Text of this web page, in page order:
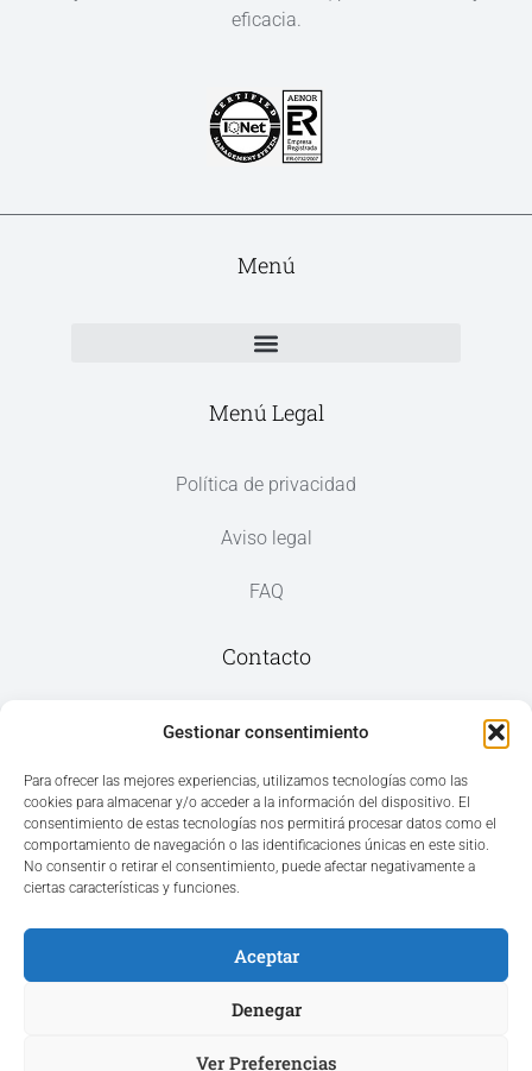
Gestionar consentimiento
Para ofrecer las mejores experiencias, utilizamos tecnologías como las
cookies para almacenar y/o acceder a la información del dispositivo. El
consentimiento de estas tecnologías nos permitirá procesar datos como el
comportamiento de navegación o las identificaciones únicas en este sitio.
No consentir o retirar el consentimiento, puede afectar negativamente a
ciertas características y funciones.
Aceptar
Denegar
Ver Preferencias
eficacia.
Menú
Menú Legal
Política de privacidad
Aviso legal
FAQ
Contacto
Av. del Mar, 59, 03187 Los Montesinos,
+34 965 207 262
hola@azvconsulting.com
Acceso área privada